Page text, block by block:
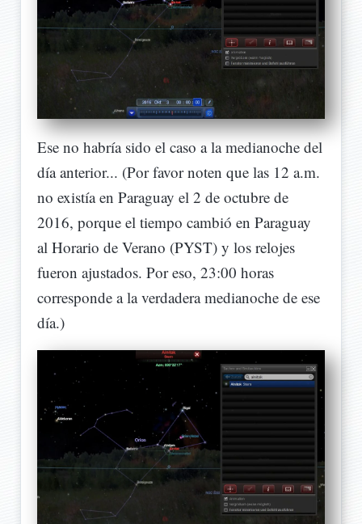
Ese no habría sido el caso a la medianoche del
día anterior... (Por favor noten que las 12 a.m.
no existía en Paraguay el 2 de octubre de
2016, porque el tiempo cambió en Paraguay
al Horario de Verano (PYST) y los relojes
fueron ajustados. Por eso, 23:00 horas
corresponde a la verdadera medianoche de ese
día.)